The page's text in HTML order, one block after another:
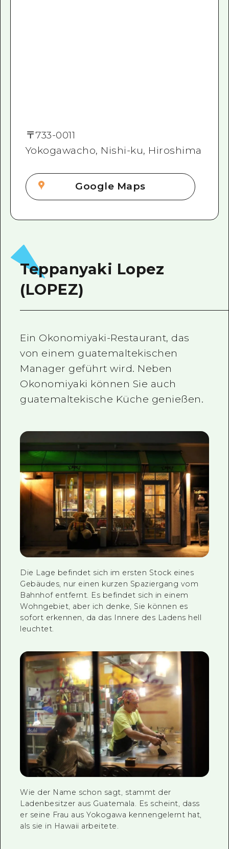
〒733-0011
Yokogawacho, Nishi-ku, Hiroshima
Google Maps
Teppanyaki Lopez
(LOPEZ)
Ein Okonomiyaki-Restaurant, das
von einem guatemaltekischen
Manager geführt wird. Neben
Okonomiyaki können Sie auch
guatemaltekische Küche genießen.
Die Lage befindet sich im ersten Stock eines
Gebäudes, nur einen kurzen Spaziergang vom
Bahnhof entfernt. Es befindet sich in einem
Wohngebiet, aber ich denke, Sie können es
sofort erkennen, da das Innere des Ladens hell
leuchtet.
Wie der Name schon sagt, stammt der
Ladenbesitzer aus Guatemala. Es scheint, dass
er seine Frau aus Yokogawa kennengelernt hat,
als sie in Hawaii arbeitete.